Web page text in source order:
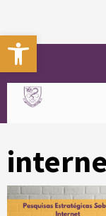
Abrir a